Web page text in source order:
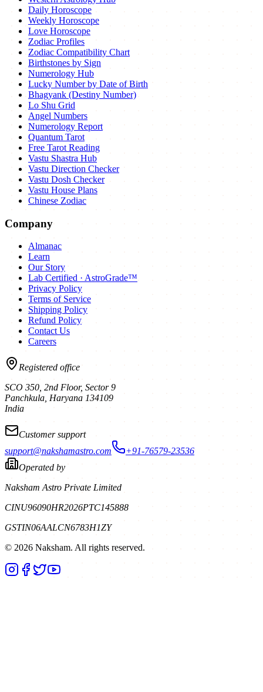
Daily Horoscope
Weekly Horoscope
Love Horoscope
Zodiac Profiles
Zodiac Compatibility Chart
Birthstones by Sign
Numerology Hub
Lucky Number by Date of Birth
Bhagyank (Destiny Number)
Lo Shu Grid
Angel Numbers
Numerology Report
Quantum Tarot
Free Tarot Reading
Vastu Shastra Hub
Vastu Direction Checker
Vastu Dosh Checker
Vastu House Plans
Chinese Zodiac
Company
Almanac
Learn
Our Story
Lab Certified · AstroGrade™
Privacy Policy
Terms of Service
Shipping Policy
Refund Policy
Contact Us
Careers
Registered office
SCO 350, 2nd Floor, Sector 9
Panchkula Haryana 134109
India
Customer support
support@nakshamastro.com
+91-76579-23536
Operated by
Naksham Astro Private Limited
CINU96090HR2026PTC145888
GSTIN06AALCN6783H1ZY
© 2026 Naksham. All rights reserved.